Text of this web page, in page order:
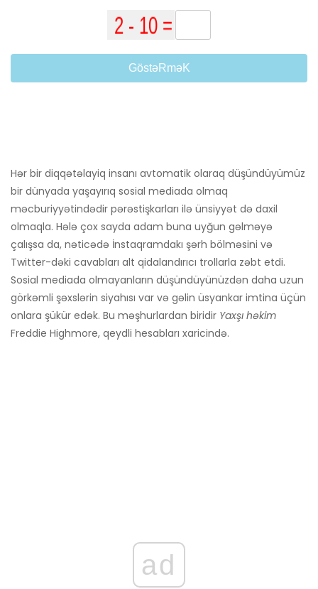
GöstəRməK
Hər bir diqqətəlayiq insanı avtomatik olaraq düşündüyümüz
bir dünyada yaşayırıq sosial mediada olmaq
məcburiyyətindədir pərəstişkarları ilə ünsiyyət də daxil
olmaqla. Hələ çox sayda adam buna uyğun gəlməyə
çalışsa da, nəticədə İnstaqramdakı şərh bölməsini və
Twitter-dəki cavabları alt qidalandırıcı trollarla zəbt etdi.
Sosial mediada olmayanların düşündüyünüzdən daha uzun
görkəmli şəxslərin siyahısı var və gəlin üsyankar imtina üçün
onlara şükür edək. Bu məşhurlardan biridir Yaxşı həkim
Freddie Highmore, qeydli hesabları xaricində.
ad